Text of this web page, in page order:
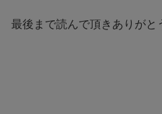
最後まで読んで頂きありがと